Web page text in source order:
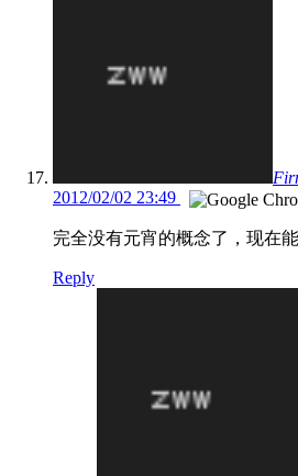
2012/02/02 23:49
完全没有元宵的概念了，现在
Reply